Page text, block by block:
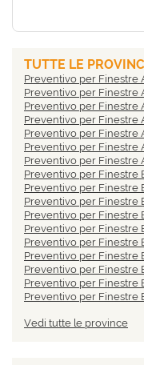
TUTTE LE
Preventivo per Finestre
Preventivo per Finestre
Preventivo per Finestre
Preventivo per Finestre
Preventivo per Finestre
Preventivo per Finestre
Preventivo per Finestre
Preventivo per Finestre
Preventivo per Finestre
Preventivo per Finestre
Preventivo per Finestre
Preventivo per Finestre
Preventivo per Finestre
Preventivo per Finestre
Preventivo per Finestre
Preventivo per Finestre
Preventivo per Finestre
Preventivo per Finestre
Vedi tutte le province